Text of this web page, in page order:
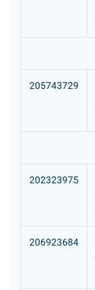
205743729
202323975
206923684